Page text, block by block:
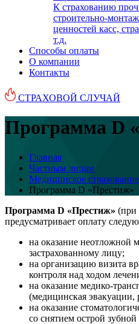
К страхованию
строительно-
ценностей касс,
т.д.
Способы оплаты
О компании
Контакты
СТРАХОВОЙ СЛУЧАЙ
Программа D
Главная
Частным лицам
Медицинское
Программа D «Престиж»
Программа D «Престиж» (при
предусматривает оплату
на оказание неотложной
застрахованному лицу;
на организацию визита
контроля над ходом
на оказание медико-
(медицинская эвакуации,
на оказание
со снятием острой